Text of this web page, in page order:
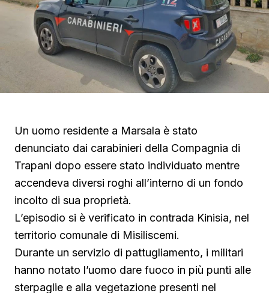
Un uomo residente a Marsala è stato
denunciato dai carabinieri della Compagnia di
Trapani dopo essere stato individuato mentre
accendeva diversi roghi all’interno di un fondo
incolto di sua proprietà.
L’episodio si è verificato in contrada Kinisia, nel
territorio comunale di Misiliscemi.
Durante un servizio di pattugliamento, i militari
hanno notato l’uomo dare fuoco in più punti alle
sterpaglie e alla vegetazione presenti nel